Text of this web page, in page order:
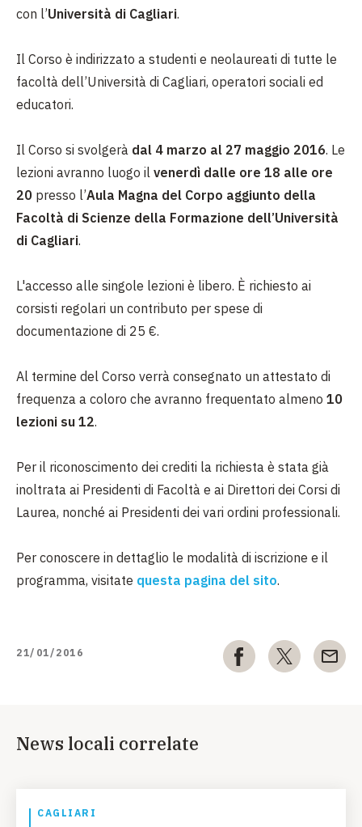
con l’Università di Cagliari.
Il Corso è indirizzato a studenti e neolaureati di tutte le
facoltà dell’Università di Cagliari, operatori sociali ed
educatori.
Il Corso si svolgerà dal 4 marzo al 27 maggio 2016. Le
lezioni avranno luogo il venerdì dalle ore 18 alle ore
20 presso l’Aula Magna del Corpo aggiunto della
Facoltà di Scienze della Formazione dell’Università
di Cagliari.
L'accesso alle singole lezioni è libero. È richiesto ai
corsisti regolari un contributo per spese di
documentazione di 25 €.
Al termine del Corso verrà consegnato un attestato di
frequenza a coloro che avranno frequentato almeno 10
lezioni su 12.
Per il riconoscimento dei crediti la richiesta è stata già
inoltrata ai Presidenti di Facoltà e ai Direttori dei Corsi di
Laurea, nonché ai Presidenti dei vari ordini professionali.
Per conoscere in dettaglio le modalità di iscrizione e il
programma, visitate questa pagina del sito.
21/01/2016
News locali correlate
CAGLIARI